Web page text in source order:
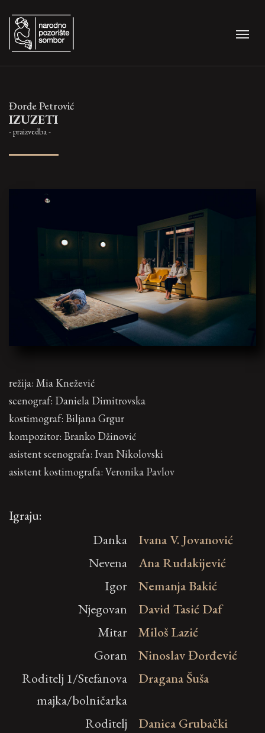
Đorđe Petrović
IZUZETI
- praizvedba -
režija: Mia Knežević
scenograf: Daniela Dimitrovska
kostimograf: Biljana Grgur
kompozitor: Branko Džinović
asistent scenografa: Ivan Nikolovski
asistent kostimografa: Veronika Pavlov
Igraju:
Danka
Ivana V. Jovanović
Nevena
Ana Rudakijević
Igor
Nemanja Bakić
Njegovan
David Tasić Daf
Mitar
Miloš Lazić
Goran
Ninoslav Đorđević
Roditelj 1/Stefanova
majka/bolničarka
Dragana Šuša
Roditelj
Danica Grubački